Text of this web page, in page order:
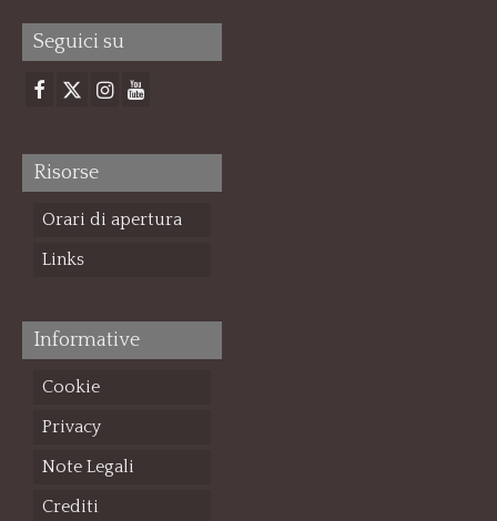
Seguici su
Risorse
Orari di apertura
Links
Informative
Cookie
Privacy
Note Legali
Crediti